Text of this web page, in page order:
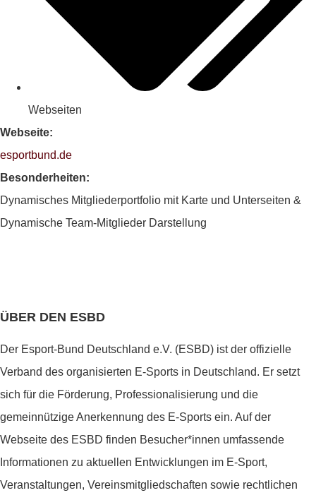
Webseiten
Webseite:
esportbund.de
Besonderheiten:
Dynamisches Mitgliederportfolio mit Karte und Unterseiten &
Dynamische Team-Mitglieder Darstellung
ÜBER DEN ESBD
Der Esport-Bund Deutschland e.V. (ESBD) ist der offizielle
Verband des organisierten E-Sports in Deutschland. Er setzt
sich für die Förderung, Professionalisierung und die
gemeinnützige Anerkennung des E-Sports ein. Auf der
Webseite des ESBD finden Besucher*innen umfassende
Informationen zu aktuellen Entwicklungen im E-Sport,
Veranstaltungen, Vereinsmitgliedschaften sowie rechtlichen